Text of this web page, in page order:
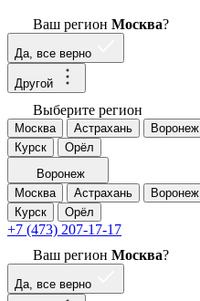
Ваш регион Москва?
Да, все верно
Другой
Выберите регион
Москва Астрахань Воронеж
Курск
Орёл
Воронеж
Москва
Астрахань Воронеж
Курск
Орёл
+7 (473) 207-17-17
Ваш регион Москва?
Да, все верно